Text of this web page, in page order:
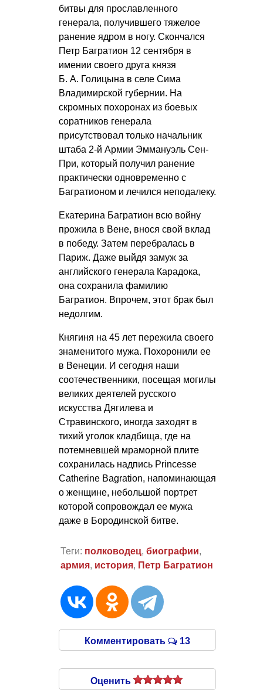
битвы для прославленного
генерала, получившего тяжелое
ранение ядром в ногу. Скончался
Петр Багратион 12 сентября в
имении своего друга князя
Б. А. Голицына в селе Сима
Владимирской губернии. На
скромных похоронах из боевых
соратников генерала
присутствовал только начальник
штаба 2-й Армии Эммануэль Сен-
При, который получил ранение
практически одновременно с
Багратионом и лечился неподалеку.
Екатерина Багратион всю войну
прожила в Вене, внося свой вклад
в победу. Затем перебралась в
Париж. Даже выйдя замуж за
английского генерала Карадока,
она сохранила фамилию
Багратион. Впрочем, этот брак был
недолгим.
Княгиня на 45 лет пережила своего
знаменитого мужа. Похоронили ее
в Венеции. И сегодня наши
соотечественники, посещая могилы
великих деятелей русского
искусства Дягилева и
Стравинского, иногда заходят в
тихий уголок кладбища, где на
потемневшей мраморной плите
сохранилась надпись Princesse
Catherine Bagration, напоминающая
о женщине, небольшой портрет
которой сопровождал ее мужа
даже в Бородинской битве.
Теги: полководец, биографии,
армия, история, Петр Багратион
Комментировать 13
Оценить